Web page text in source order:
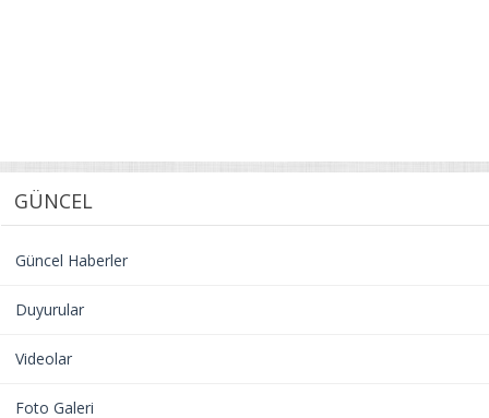
GÜNCEL
Güncel Haberler
Duyurular
Videolar
Foto Galeri